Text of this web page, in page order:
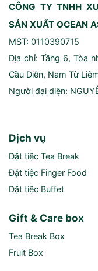
CÔNG TY TNHH
SẢN XUẤT OCEAN
MST: 0110390715
Địa chỉ: Tầng 6, Tòa
Cầu Diễn, Nam Từ
Người đại diện:
Dịch vụ
Đặt tiệc Tea Break
Đặt tiệc Finger Food
Đặt tiệc Buffet
Gift & Care box
Tea Break Box
Fruit Box